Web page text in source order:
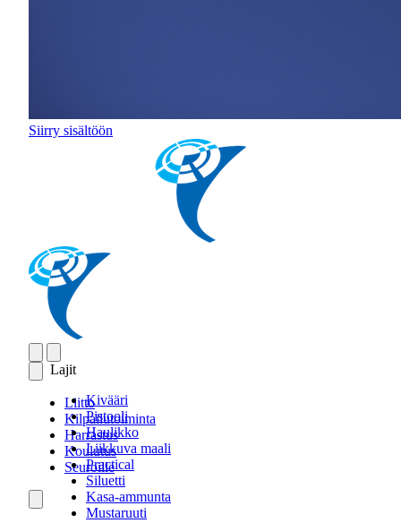
Siirry sisältöön
Lajit
Kivääri
Pistooli
Haulikko
Liikkuva maali
Practical
Siluetti
Kasa-ammunta
Mustaruuti
Liitto
Kilpailutoiminta
Harrastus
Koulutus
Seuroille